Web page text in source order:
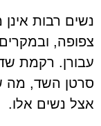
נשים רבות
צפופה,
עבורן. רקמת
סרטן השד, מה
אצל נשים אלו.